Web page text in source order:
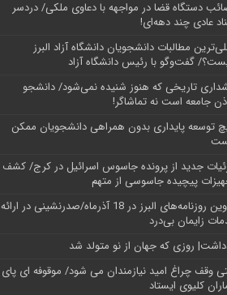
دستگاه قضا در مواجهه با دعاوی ملکی/ دردسر
عادی چند‌ دهه‌ای!
مطالبات دانشجویان دانشگاه آزاد البرز
گفت‌وگو با رئیس دانشگاه آز‌اد
تاریخی که هنوز شنیده نمی‌شود/ دانشجو
جامعه است نه تماشاگر!
توسعه پایداری بدون همراهی دانشجویان ممکن
جدید از پرونده جاسوس اسرائیل در کرج/‌ کشف
پیچیده جاسوسی از متهم
عناوین روزنامه‌های البرز در ‌18 آذرماه/صدرنشینی در ارائه
زایمان بی‌درد
روزی که جهان از نو متولد شد
وقف چراغ امید نیازمندان می شود/ موقوفه ای پای
کلیوی ایستاد